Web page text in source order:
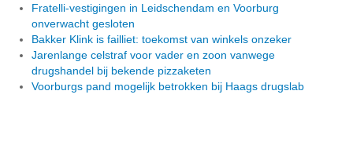
Fratelli-vestigingen in Leidschendam en Voorburg
onverwacht gesloten
Bakker Klink is failliet: toekomst van winkels onzeker
Jarenlange celstraf voor vader en zoon vanwege
drugshandel bij bekende pizzaketen
Voorburgs pand mogelijk betrokken bij Haags drugslab